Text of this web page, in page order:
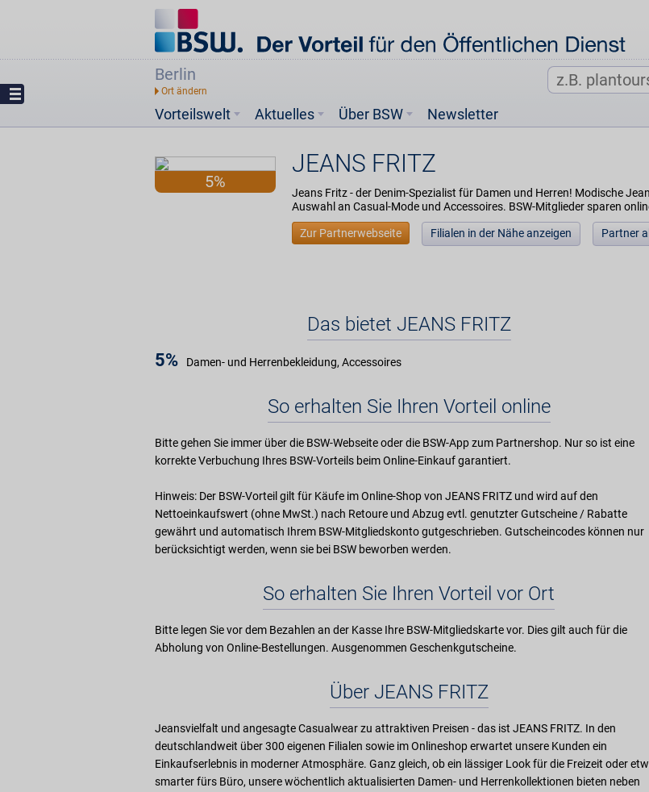
Berlin
Vorteilswelt Aktuelles Über BSW Newsletter
5%
JEANS FRITZ
Jeans Fritz - der Denim-Spezialist für Damen und Herren! Modische
Auswahl an Casual-Mode und Accessoires. BSW-Mitglieder sparen
Zur Partnerwebseite Filialen in der Nähe anzeigen Partner
Das bietet JEANS FRITZ
5% Damen- und Herrenbekleidung, Accessoires
So erhalten Sie Ihren Vorteil online
Bitte gehen Sie immer über die BSW-Webseite oder die BSW-App zum Partnershop. Nur so ist eine
korrekte Verbuchung Ihres BSW-Vorteils beim Online-Einkauf garantiert.
Hinweis: Der BSW-Vorteil gilt für Käufe im Online-Shop von JEANS FRITZ und wird auf den
Nettoeinkaufswert (ohne MwSt.) nach Retoure und Abzug evtl. genutzter Gutscheine / Rabatte
gewährt und automatisch Ihrem BSW-Mitgliedskonto gutgeschrieben. Gutscheincodes können nur
berücksichtigt werden, wenn sie bei BSW beworben werden.
So erhalten Sie Ihren Vorteil vor Ort
Bitte legen Sie vor dem Bezahlen an der Kasse Ihre BSW-Mitgliedskarte vor. Dies gilt auch für die
Abholung von Online-Bestellungen. Ausgenommen Geschenkgutscheine.
Über JEANS FRITZ
Jeansvielfalt und angesagte Casualwear zu attraktiven Preisen - das ist JEANS FRITZ. In den
deutschlandweit über 300 eigenen Filialen sowie im Onlineshop erwartet unsere Kunden ein
Einkaufserlebnis in moderner Atmosphäre. Ganz gleich, ob ein lässiger Look für die Freizeit oder
smarter fürs Büro, unsere wöchentlich aktualisierten Damen- und Herrenkollektionen bieten neben